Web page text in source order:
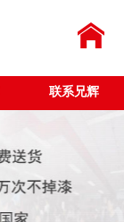
联系兄辉